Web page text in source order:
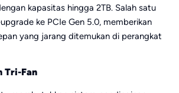
kapasitas hingga 2TB. Salah satu
ke PCIe Gen 5.0, memberikan
yang jarang ditemukan di perangkat
Tri-Fan